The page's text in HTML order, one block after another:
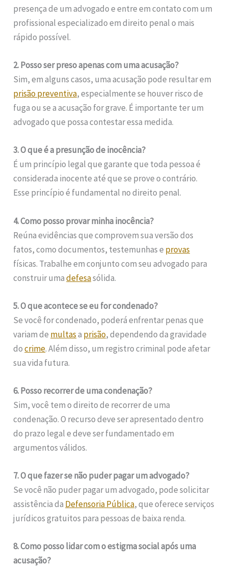
presença de um advogado e entre em contato com um
profissional especializado em direito penal o mais
rápido possível.
2. Posso ser preso apenas com uma acusação?
Sim, em alguns casos, uma acusação pode resultar em
prisão preventiva, especialmente se houver risco de
fuga ou se a acusação for grave. É importante ter um
advogado que possa contestar essa medida.
3. O que é a presunção de inocência?
É um princípio legal que garante que toda pessoa é
considerada inocente até que se prove o contrário.
Esse princípio é fundamental no direito penal.
4. Como posso provar minha inocência?
Reúna evidências que comprovem sua versão dos
fatos, como documentos, testemunhas e provas
físicas. Trabalhe em conjunto com seu advogado para
construir umadefesasólida.
5. O que acontece se eu for condenado?
Se você for condenado, poderá enfrentar penas que
variam de multasa prisão, dependendo da gravidade
docrime. Além disso, um registro criminal pode afetar
sua vida futura.
6. Posso recorrer de uma condenação?
Sim, você tem o direito de recorrer de uma
condenação. O recurso deve ser apresentado dentro
do prazo legal e deve ser fundamentado em
argumentos válidos.
7. O que fazer se não puder pagar um advogado?
Se você não puder pagar um advogado, pode solicitar
assistência da Defensoria Pública, que oferece serviços
jurídicos gratuitos para pessoas de baixa renda.
8. Como posso lidar com o estigma social após uma
acusação?